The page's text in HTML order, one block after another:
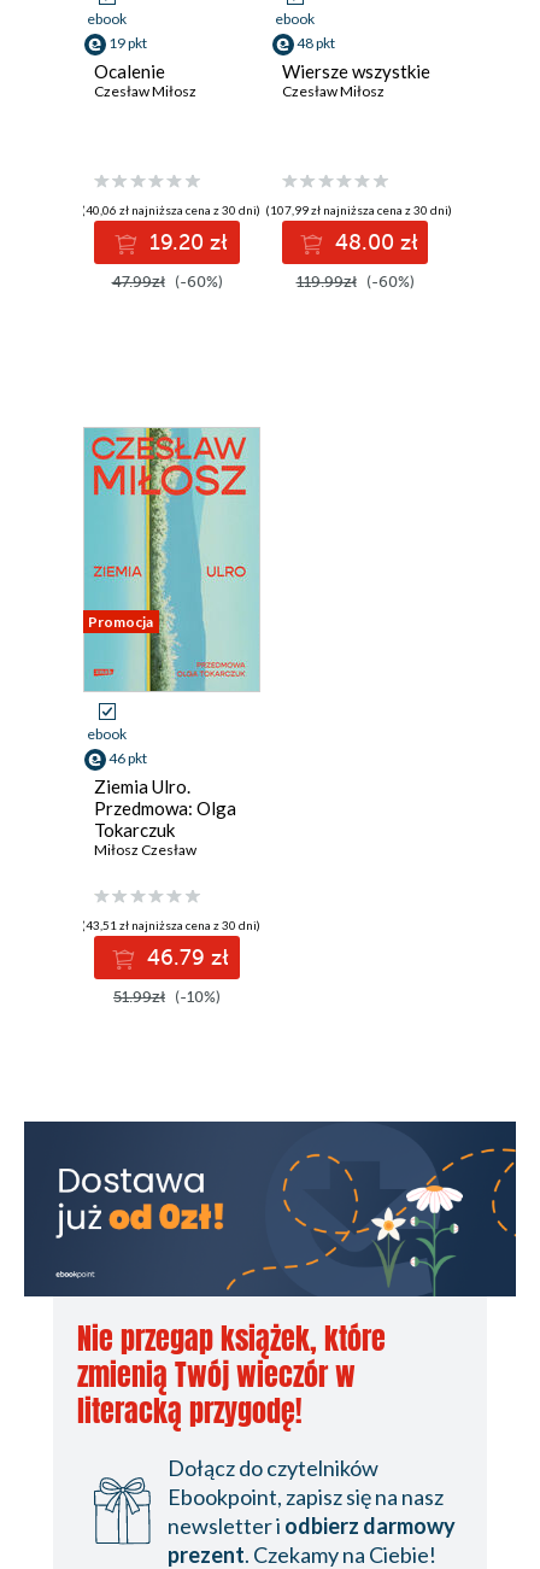
ebook
19 pkt
Ocalenie
Czesław Miłosz
(40,06 zł najniższa cena z 30 dni)
19.20 zł
47.99zł (-60%)
ebook
48 pkt
Wiersze wszystkie
Czesław Miłosz
(107,99 zł najniższa cena z 30 dni)
48.00 zł
119.99zł (-60%)
Promocja
ebook
46 pkt
Ziemia Ulro.
Przedmowa: Olga
Tokarczuk
Miłosz Czesław
(43,51 zł najniższa cena z 30 dni)
46.79 zł
51.99zł (-10%)
Nie przegap książek, które
zmienią Twój wieczór w
literacką przygodę!
Dołącz do czytelników
Ebookpoint, zapisz się na nasz
newsletter i odbierz darmowy
prezent. Czekamy na Ciebie!